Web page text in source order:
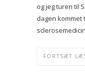
og jeg turen til
dagen kommet
FORTSÆT